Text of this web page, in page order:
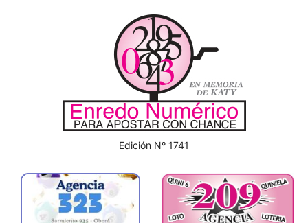
Edición Nº 1741